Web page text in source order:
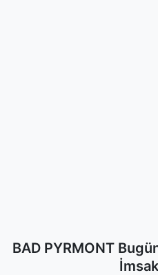
BAD PYRMONT